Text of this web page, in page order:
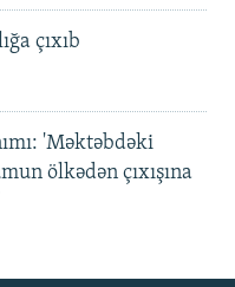
çıxıb
'Məktəbdəki
ölkədən çıxışına